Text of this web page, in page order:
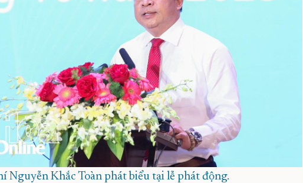
Nguyễn Khắc Toàn phát biểu tại lễ phát động.